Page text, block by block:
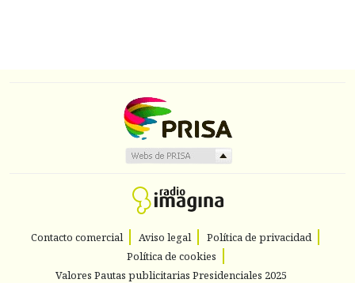
Contacto comercial Aviso legal
Política de privacidad
Política de cookies
Valores Pautas publicitarias Presidenciales 2025